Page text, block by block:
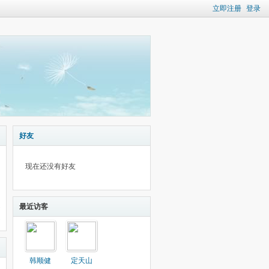
立即注册 登录
好友
现在还没有好友
最近访客
韩顺健
定天山